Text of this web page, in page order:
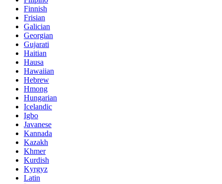
Finnish
Frisian
Galician
Georgian
Gujarati
Haitian
Hausa
Hawaiian
Hebrew
Hmong
Hungarian
Icelandic
Igbo
Javanese
Kannada
Kazakh
Khmer
Kurdish
Kyrgyz
Latin